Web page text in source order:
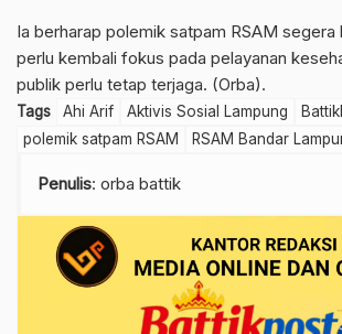
Ia berharap polemik satpam RSAM segera
perlu kembali fokus pada pelayanan
publik perlu tetap terjaga. (Orba).
Tags Ahi Arif Aktivis Sosial Lampung
polemik satpam RSAM
RSAM Bandar
Penulis: orba battik